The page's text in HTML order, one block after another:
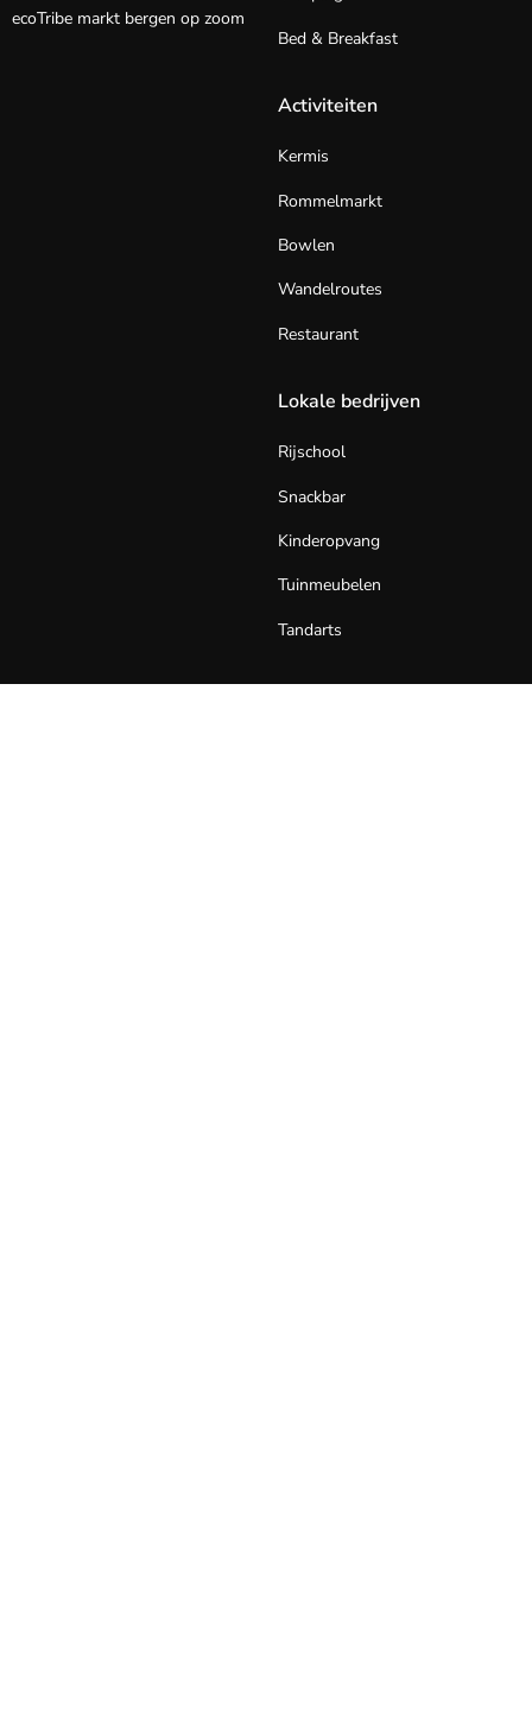
ecoTribe markt bergen op zoom
Bed & Breakfast
Activiteiten
Kermis
Rommelmarkt
Bowlen
Wandelroutes
Restaurant
Lokale bedrijven
Rijschool
Snackbar
Kinderopvang
Tuinmeubelen
Tandarts